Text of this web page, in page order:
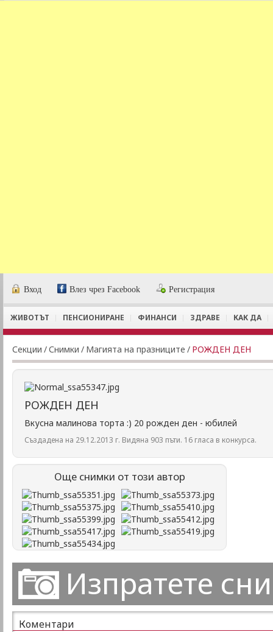
Вход Влез чрез Facebook Регистрация
ЖИВОТЪТ ПЕНСИОНИРАНЕ ФИНАНСИ ЗДРАВЕ КАК ДА
Секции /Снимки / Магията на празниците / РОЖДЕН ДЕН
РОЖДЕН ДЕН
Вкусна малинова торта :) 20 рожден ден - юбилей
Създадена на 29.12.2013 г. Видяна 903 пъти. 16 гласа в конкурса.
Още снимки от този автор
Изпратете
Коментари